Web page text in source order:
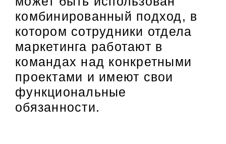
комбинированный подход, в
котором сотрудники отдела
маркетинга работают в
командах над конкретными
проектами и имеют свои
функциональные
обязанности.